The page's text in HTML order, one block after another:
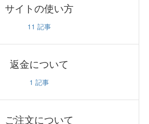
サイトの使い方
11 記事
返金について
1 記事
ご注文について